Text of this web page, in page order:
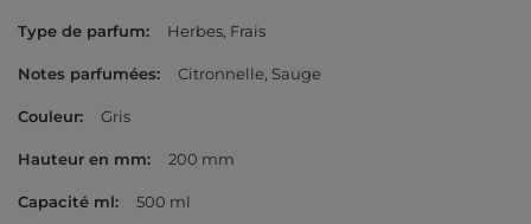
Type de parfum Herbes Frais
Notes parfumées Citronnelle Sauge
Couleur Gris
Hauteur en mm 200 mm
Capacité ml 500 ml